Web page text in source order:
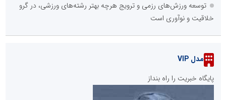
توسعه ورزش‌های رزمی و ترویج هرچه بهتر رشته‌های ورزشی، در گرو
خلاقیت و نوآوری است
مدل VIP
پایگاه خبریت را راه بنداز